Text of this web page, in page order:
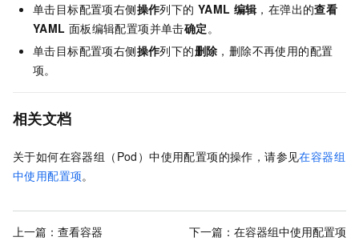
单击目标配置项右侧操作列下的 YAML 编辑 ，在弹出的查看
YAML 面板编辑配置项并单击确定。
单击目标配置项右侧操作列下的删除 ，删除不再使用的配置
项。
相关文档
关于如何在容器组（Pod）中使用配置项的操作，请参见在容器组
中使用配置项。
上一篇： 查看容器 下一篇： 在容器组中使用配置项